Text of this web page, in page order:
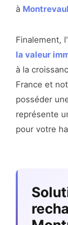
à
Finalement,
la valeur
à la
France et
posséder
représente
pour votre